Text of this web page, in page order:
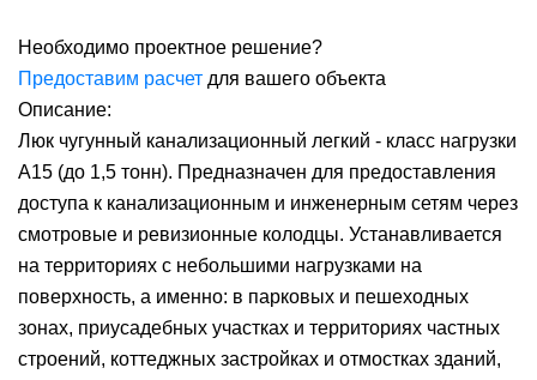
Необходимо проектное решение?
Предоставим расчет для вашего объекта
Описание:
Люк чугунный канализационный легкий - класс нагрузки
А15 (до 1,5 тонн). Предназначен для предоставления
доступа к канализационным и инженерным сетям через
смотровые и ревизионные колодцы. Устанавливается
на территориях с небольшими нагрузками на
поверхность, а именно: в парковых и пешеходных
зонах, приусадебных участках и территориях частных
строений, коттеджных застройках и отмостках зданий,